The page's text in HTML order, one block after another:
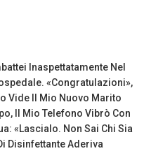
Inaspettatamente Nel
«Congratulazioni»,
Vide Il Mio Nuovo Marito
Il Mio Telefono Vibrò Con
«Lascialo. Non Sai Chi Sia
Disinfettante Aderiva